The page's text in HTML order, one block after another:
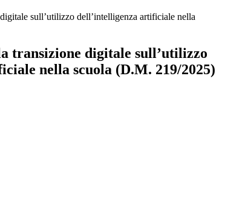
sull’utilizzo dell’intelligenza artificiale nella
transizione digitale sull’utilizzo
nella scuola (D.M. 219/2025)